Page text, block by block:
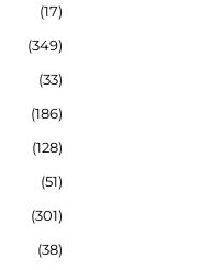
17
349
33
186
128
51
301
38